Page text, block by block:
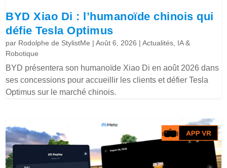
BYD Xiao Di : l’humanoïde chinois qui
défie Tesla Optimus
par Rodolphe de StylistMe |Août 6, 2026 |Actualités IA &
Robotique
BYD présentera son humanoïde Xiao Di en août 2026 dans
ses concessions pour accueillir les clients et défier Tesla
Optimus sur le marché chinois.